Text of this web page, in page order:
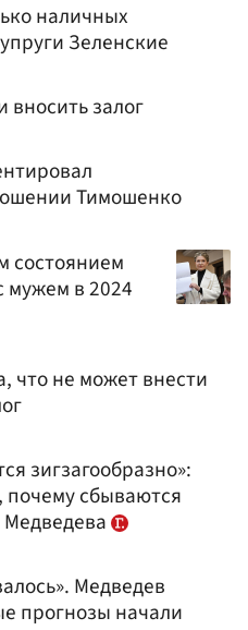
наличных
Зеленские
залог
Тимошенко
состоянием
мужем в 2024
что не может внести
зигзагообразно»:
почему сбываются
Медведев
прогнозы начали